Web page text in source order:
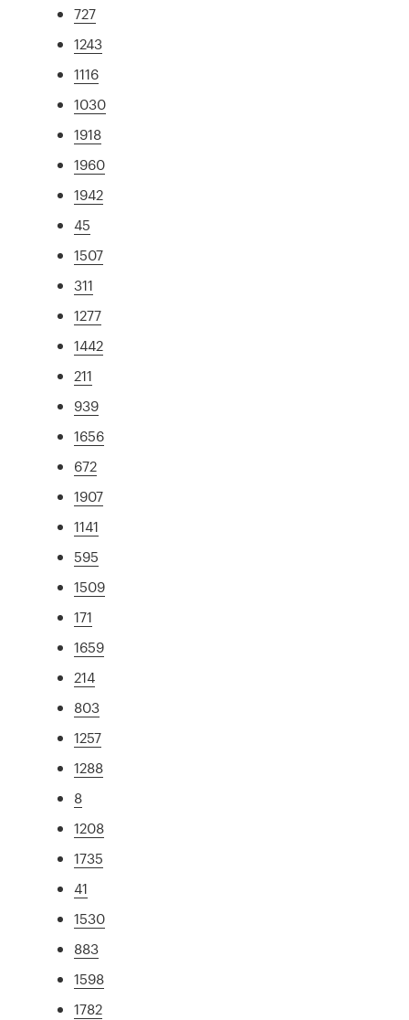
727
1243
1116
1030
1918
1960
1942
45
1507
311
1277
1442
211
939
1656
672
1907
1141
595
1509
171
1659
214
803
1257
1288
8
1208
1735
41
1530
883
1598
1782